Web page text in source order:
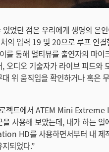
었던 점은 우리에게 생명의 은
의 입력 19 및 20으로 루프 연
를 통해 멀티뷰를 출연자의 마
오디오 기술자가 라이브 피드와
위 움직임을 확인하거나 혹은
젝트에서 ATEM Mini
사용해 보았는데, 내가 하는 일
HD를 사용하면서부터 내 제
되었다.”